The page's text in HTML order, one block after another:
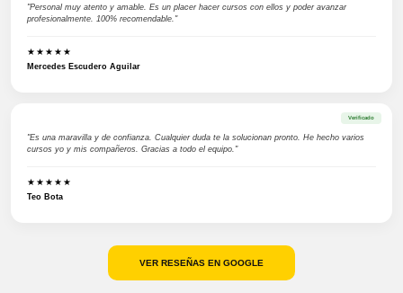
"Personal muy atento y amable. Es un placer hacer cursos con ellos y poder avanzar
profesionalmente. 100% recomendable."
★★★★★
Mercedes Escudero Aguilar
Verificado
"Es una maravilla y de confianza. Cualquier duda te la solucionan pronto. He hecho varios
cursos yo y mis compañeros. Gracias a todo el equipo."
★★★★★
Teo Bota
VER RESEÑAS EN GOOGLE